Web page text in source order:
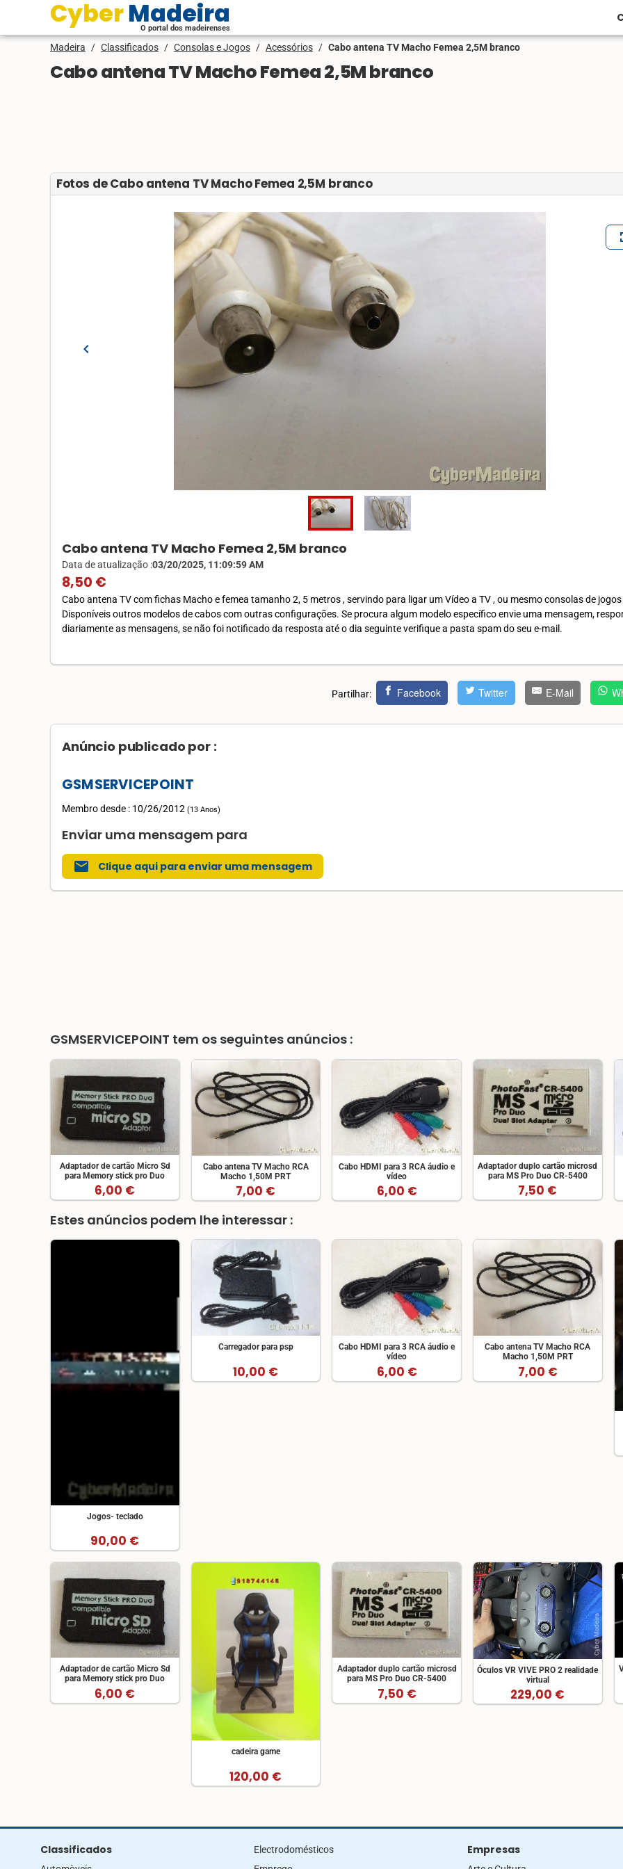
Cyber Madeira
O portal dos madeirenses
Madeira / Classificados / Consolas e Jogos / Acessórios / Cabo antena TV Macho Femea 2,5M branco
Cabo antena TV Macho Femea 2,5M branco
Fotos de Cabo antena TV Macho Femea 2,5M branco
chevron_left
Cabo antena TV Macho Femea 2,5M branco
Data de atualização :03/20/2025, 11:09:59 AM
8,50 €
Cabo antena TV com fichas Macho e femea tamanho 2, 5 metros , servindo para ligar um Vídeo a TV , ou mesmo consolas de jogos
Disponíveis outros modelos de cabos com outras configurações. Se procura algum modelo específico envie uma mensagem,
diariamente as mensagens, se não foi notificado da resposta até o dia seguinte verifique a pasta spam do seu e-mail.
Partilhar: Facebook Twitter E-Mail
Anúncio publicado por :
GSMSERVICEPOINT
Membro desde : 10/26/2012 (13 Anos)
Enviar uma mensagem para
mail Clique aqui para enviar uma mensagem
GSMSERVICEPOINT tem os seguintes anúncios :
Adaptador de cartão Micro Sd
para Memory stick pro Duo
6,00 €
Cabo antena TV Macho RCA
Macho 1,50M PRT
7,00 €
Cabo HDMI para 3 RCA áudio e
vídeo
6,00 €
Adaptador duplo cartão microsd
para MS Pro Duo CR-5400
7,50 €
Estes anúncios podem lhe interessar :
Jogos- teclado
90,00 €
Carregador para psp
10,00 €
Cabo HDMI para 3 RCA áudio e
vídeo
6,00 €
Cabo antena TV Macho RCA
Macho 1,50M PRT
7,00 €
Adaptador de cartão Micro Sd
para Memory stick pro Duo
6,00 €
cadeira game
120,00 €
Adaptador duplo cartão microsd
para MS Pro Duo CR-5400
7,50 €
Óculos VR VIVE PRO 2 realidade
virtual
229,00 €
Classificados
Electrodomésticos
Empresas